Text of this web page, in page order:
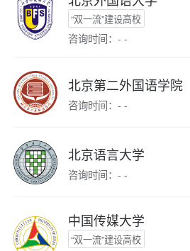
“双一流”建设高校
咨询时间：- -
北京第二外国语学院
咨询时间：- -
北京语言大学
咨询时间：- -
中国传媒大学
“双一流”建设高校